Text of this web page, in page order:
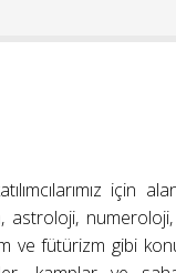
için
astroloji,
ve fütürizm gibi